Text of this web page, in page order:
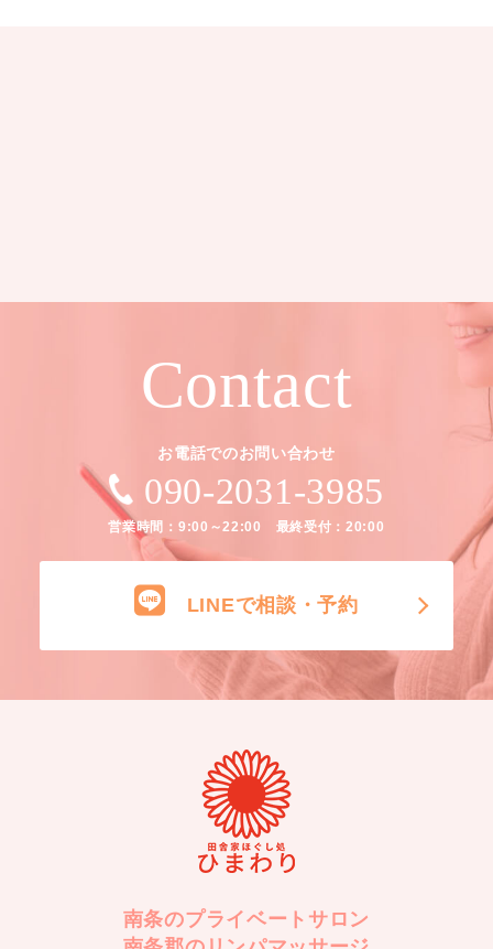
Contact
お電話でのお問い合わせ
090-2031-3985
営業時間：9:00～22:00 最終受付：20:00
LINEで相談・予約
南条のプライベートサロン